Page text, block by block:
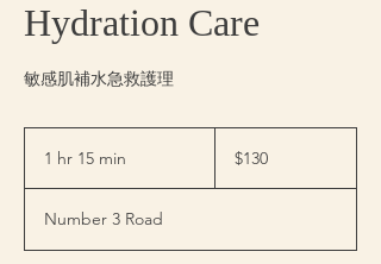
Hydration Care
敏感肌補水急救護理
1 hr 15 min
5
m
Canadian
dollars$130
Number 3 Road